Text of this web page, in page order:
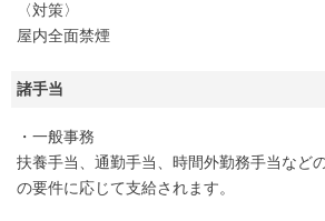
〈対策〉
屋内全面禁煙
諸手当
・一般事務
扶養手当、通勤手当、時間外勤務手当など
の要件に応じて支給されます。